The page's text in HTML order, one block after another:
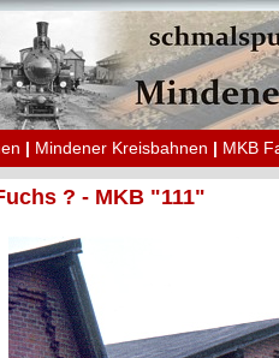
| Mindener Kreisbahnen | MKB
? - MKB "111"